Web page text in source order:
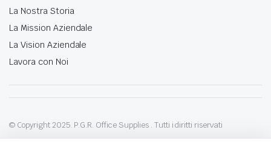
La Nostra Storia
La Mission Aziendale
La Vision Aziendale
Lavora con Noi
© Copyright 2025. P.G.R. Office Supplies . Tutti i diritti riservati